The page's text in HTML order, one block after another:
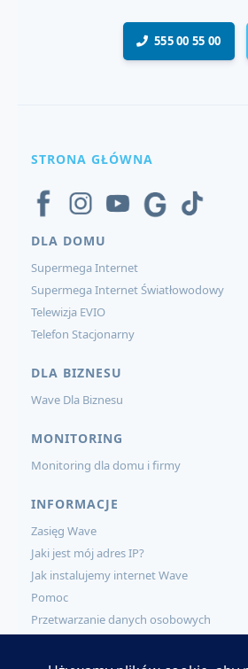
555 00 55 00
STRONA GŁÓWNA
DLA DOMU
Supermega Internet
Supermega Internet Światłowodowy
Telewizja EVIO
Telefon Stacjonarny
DLA BIZNESU
Wave Dla Biznesu
MONITORING
Monitoring dla domu i firmy
INFORMACJE
Zasięg Wave
Jaki jest mój adres IP?
Jak instalujemy internet Wave
Pomoc
Przetwarzanie danych osobowych